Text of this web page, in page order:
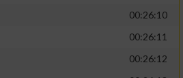
00:26:10
00:26:11
00:26:12